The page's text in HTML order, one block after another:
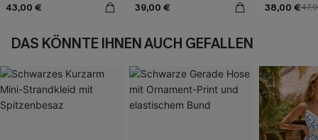
43,00 € 39,00 € 38,00 €
DAS KÖNNTE IHNEN AUCH GEFALLEN